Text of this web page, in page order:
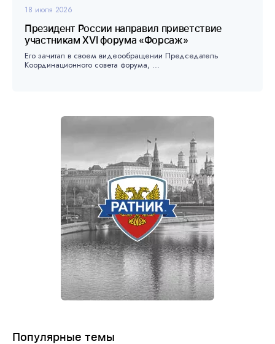
18 июля 2026
Президент России направил приветствие
участникам XVI форума «Форсаж»
Его зачитал в своем видеообращении Председатель
Координационного совета форума, ...
Популярные темы